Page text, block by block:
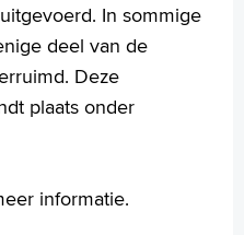
(MRA)
(stapedotomie)
(DCR)
In sommige
deel van de
Deze
plaats onder
informatie.